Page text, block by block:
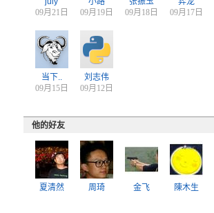
09月21日
09月19日
09月18日
09月17日
当下..
09月15日
刘志伟
09月12日
他的好友
夏清然 周琦 金飞 陳木生